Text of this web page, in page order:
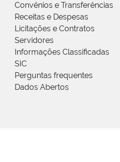
Convênios e Transferências
Receitas e Despesas
Licitações e Contratos
Servidores
Informações Classificadas
SIC
Perguntas frequentes
Dados Abertos